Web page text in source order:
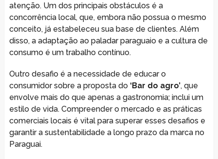
atenção. Um dos principais obstáculos é a
concorrência local, que, embora não possua o mesmo
conceito, já estabeleceu sua base de clientes. Além
disso, a adaptação ao paladar paraguaio e a cultura de
consumo é um trabalho contínuo.
Outro desafio é a necessidade de educar o
consumidor sobre a proposta do ‘Bar do agro’, que
envolve mais do que apenas a gastronomia; inclui um
estilo de vida. Compreender o mercado e as práticas
comerciais locais é vital para superar esses desafios e
garantir a sustentabilidade a longo prazo da marca no
Paraguai.